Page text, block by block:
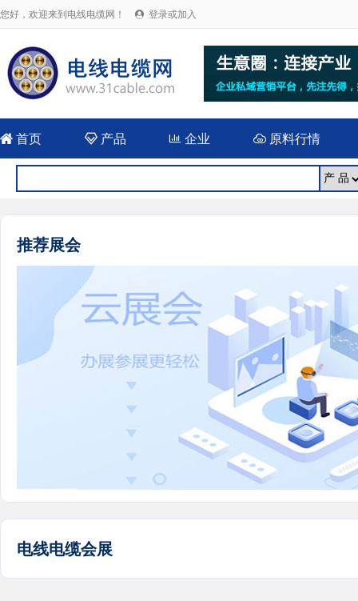
您好，欢迎来到电线电缆网！  登录或加入
 首页 产品  企业 原料行情
推荐展会
电线电缆会展